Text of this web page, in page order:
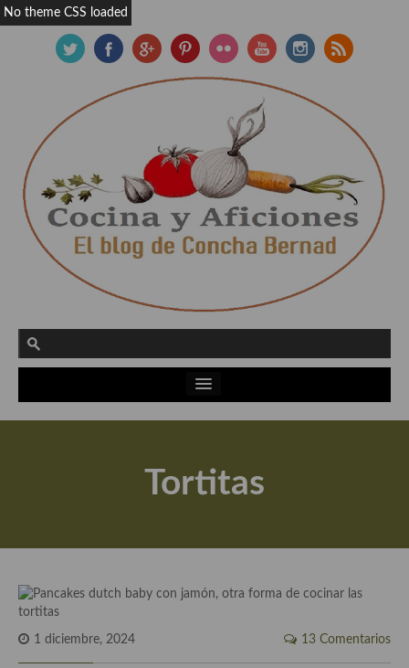
Actualidad y recomendaciones
Apuntes, estudios sobre temas interesantes e importantes
Flores en la cocina recetas
Técnicas de emplatado
Tortitas
1 diciembre, 2024 13 Comentarios
No theme CSS loaded